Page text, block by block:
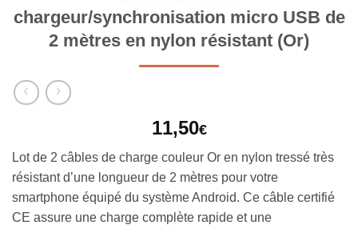
chargeur/synchronisation micro USB de
2 mètres en nylon résistant (Or)
11,50€
Lot de 2 câbles de charge couleur Or en nylon tressé très
résistant d’une longueur de 2 mètres pour votre
smartphone équipé du système Android. Ce câble certifié
CE assure une charge complète rapide et une